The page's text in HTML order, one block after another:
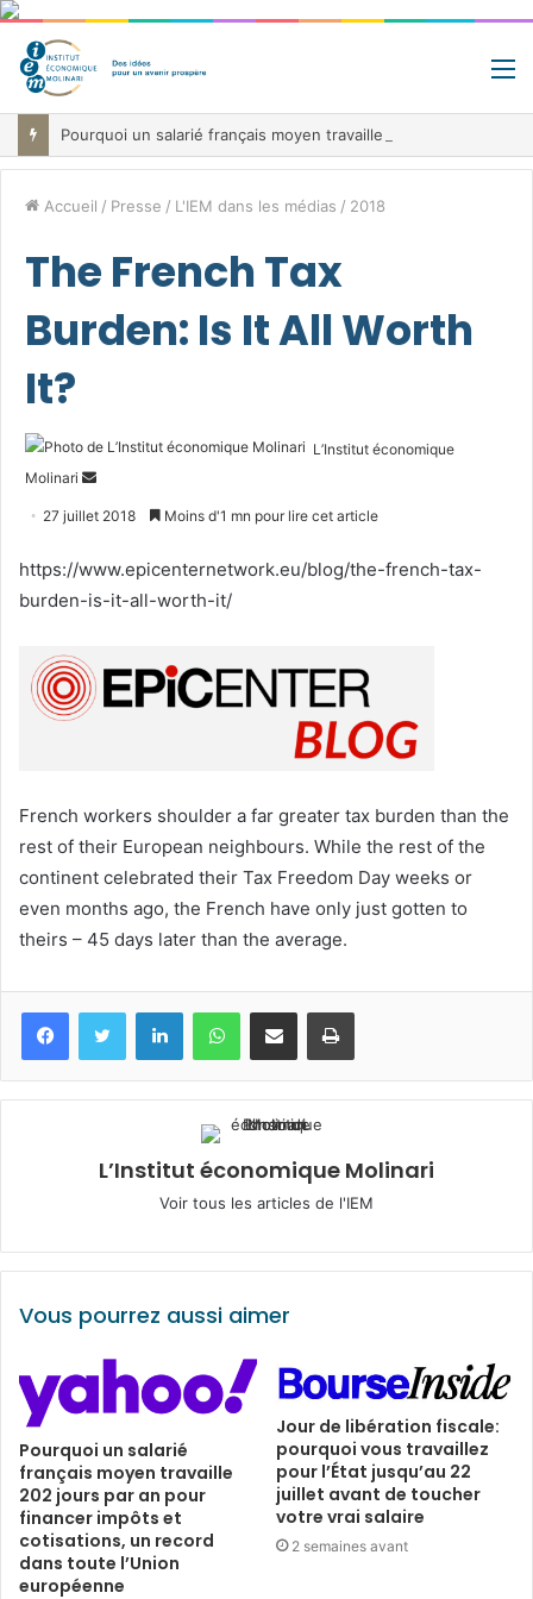
Accueil / Presse / L'IEM dans les médias / 2018
The French Tax
Burden: Is It All Worth
It?
L’Institut économique
Molinari
Envoyer
27 juillet 2018 Moins d'1 mn pour lire cet article
https://www.epicenternetwork.eu/blog/the-french-tax-
burden-is-it-all-worth-it/
French workers shoulder a far greater tax burden than the
rest of their European neighbours. While the rest of the
continent celebrated their Tax Freedom Day weeks or
even months ago, the French have only just gotten to
theirs – 45 days later than the average.
FacebookTwitter LinkedinWhatsApp
Partagez par mail Imprimez
L’Institut économique Molinari
Voir tous les articles de l'IEM
Vous pourrez aussi aimer
Pourquoi un salarié
français moyen travaille
202 jours par an pour
financer impôts et
cotisations, un record
dans toute l’Union
européenne
Jour de libération fiscale:
pourquoi vous travaillez
pour l’État jusqu’au 22
juillet avant de toucher
votre vrai salaire
2 semaines avant